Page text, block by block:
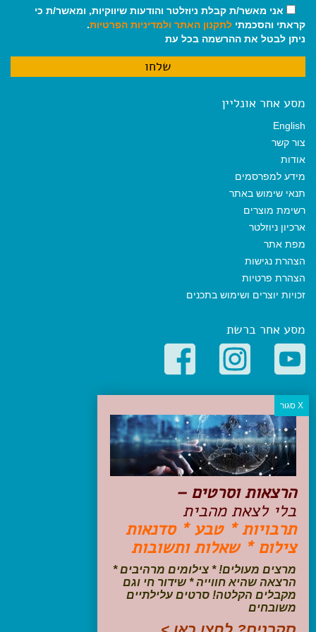
אני מאשר/ת קבלת ניוזלטר והודעות שיווקיות, ומאשר/ת כי
קראתי והסכמתי לתקנון האתר ולמדיניות הפרטיות.
ניתן לבטל את ההרשמה בכל עת
מסע אחר אונליין
English
צור קשר
אודות
מידע למפרסמים
תנאי שימוש באתר
רשימת מוצרים
ארכיון ניוזלטר
מפת אתר
הצהרת נגישות
הצהרת פרטיות
זכויות יוצרים ושימוש בתכנים
מסע אחר ברשת
קטגוריות פופולריות
יעדים
טיולים בישראל
מלונות בוטיק בישראל
טיפים והמלצות
הכנות לנסיעה
טיולי ג'יפים
טיולים עם ילדים
שייט, הפלגות, קרוזים
עקבו אחרינו בפייסבוק
הרצאות וסרטים –
בלי לצאת מהבית
תרבויות * טבע * סדנאות
צילום * שאלות ותשובות
מרצים מעולים! * צילומים מרהיבים *
הרצאה שהיא חווייה * שידור חי וגם
מקבלים הקלטה! סרטים עלילתיים
משובחים